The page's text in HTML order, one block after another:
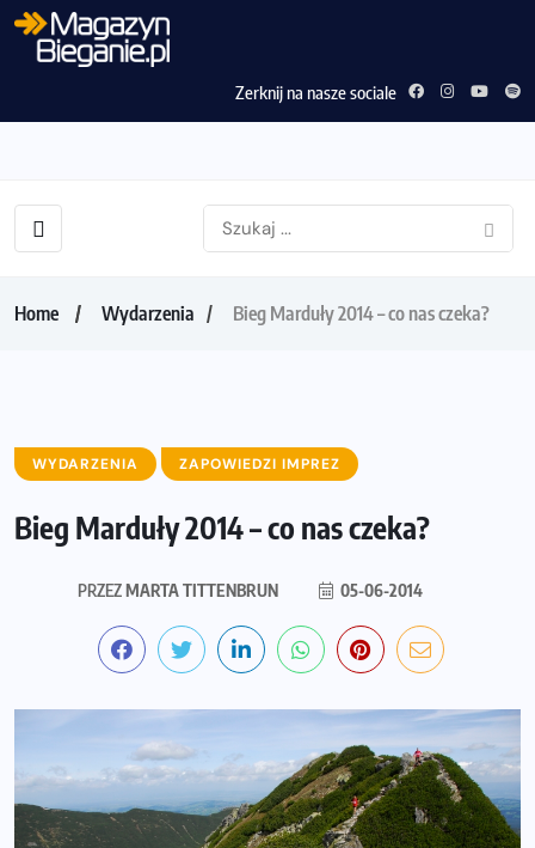
Zerknij na nasze sociale
Home Wydarzenia Bieg Marduły 2014 – co nas czeka?
WYDARZENIA ZAPOWIEDZI IMPREZ
Bieg Marduły 2014 – co nas czeka?
PRZEZMARTA TITTENBRUN 05-06-2014